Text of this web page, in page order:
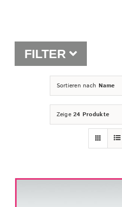
Shop
FILTER
Sortieren nach Name
Zeige24 Produkte